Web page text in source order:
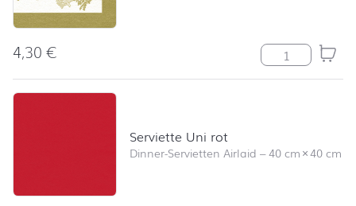
4,30€ Serviette Tree
Serviette Uni rot
Dinner-Servietten Airlaid –40 cm×40 cm